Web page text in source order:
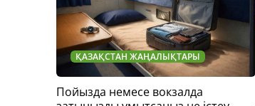
ҚАЗАҚСТАН ЖАҢАЛЫҚТАРЫ
Пойызда немесе вокзалда